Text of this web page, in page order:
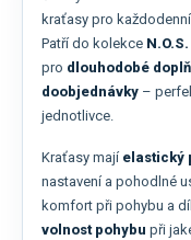
kraťasy pro
Patří do kolekce
pro dlouhodobé
doobjednávky –
jednotlivce.
Kraťasy mají elastický
nastavení a pohodlné
komfort při pohybu a
volnost pohybu při